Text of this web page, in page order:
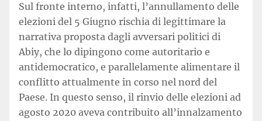
Sul fronte interno, infatti, l’annullamento delle
elezioni del 5 Giugno rischia di legittimare la
narrativa proposta dagli avversari politici di
Abiy, che lo dipingono come autoritario e
antidemocratico, e parallelamente alimentare il
conflitto attualmente in corso nel nord del
Paese. In questo senso, il rinvio delle elezioni ad
agosto 2020 aveva contribuito all’innalzamento